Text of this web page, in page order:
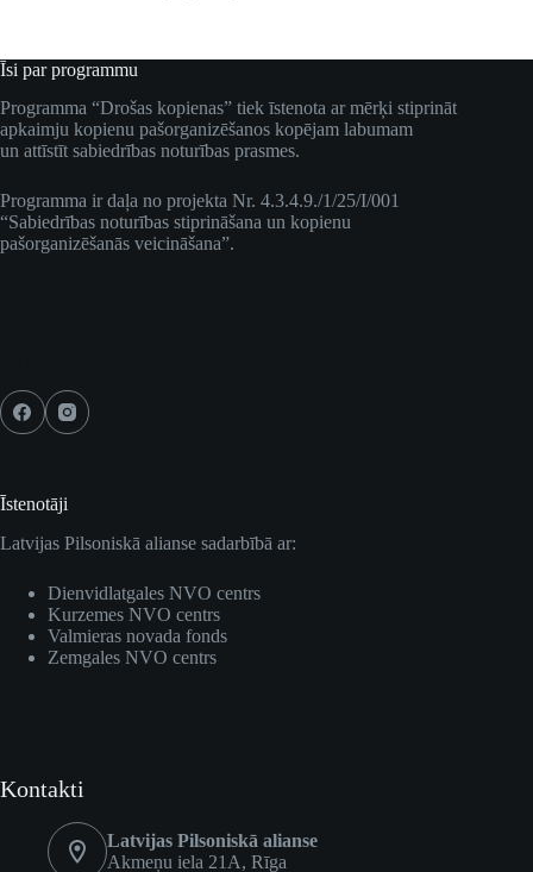
Īsi par programmu
Programma “Drošas kopienas” tiek īstenota ar mērķi stiprināt
apkaimju kopienu pašorganizēšanos kopējam labumam
un attīstīt sabiedrības noturības prasmes.
Programma ir daļa no projekta Nr. 4.3.4.9./1/25/I/001
“Sabiedrības noturības stiprināšana un kopienu
pašorganizēšanās veicināšana”.
Īstenotāji
Latvijas Pilsoniskā alianse sadarbībā ar:
Dienvidlatgales NVO centrs
Kurzemes NVO centrs
Valmieras novada fonds
Zemgales NVO centrs
Kontakti
Latvijas Pilsoniskā alianse
Akmeņu iela 21A, Rīga